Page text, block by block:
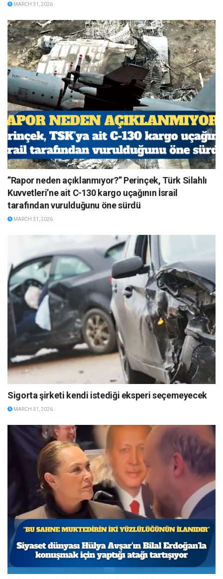
MARCH 31, 2026
”Rapor neden açıklanmıyor?” Perinçek, Türk Silahlı
Kuvvetleri’ne ait C-130 kargo uçağının İsrail
tarafından vurulduğunu öne sürdü
MARCH 31, 2026
Sigorta şirketi kendi istediği eksperi seçemeyecek
MARCH 31, 2026